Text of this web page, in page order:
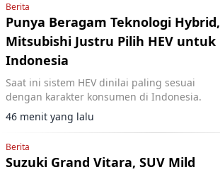
Berita
Punya Beragam Teknologi Hybrid,
Mitsubishi Justru Pilih HEV untuk
Indonesia
Saat ini sistem HEV dinilai paling sesuai
dengan karakter konsumen di Indonesia.
46 menit yang lalu
Berita
Suzuki Grand Vitara, SUV Mild